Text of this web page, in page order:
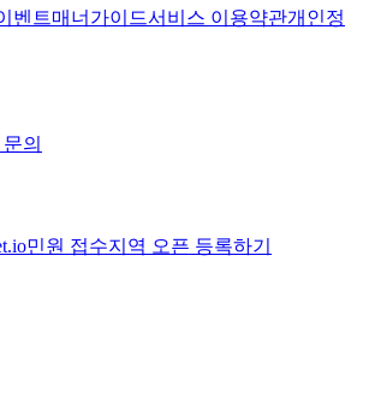
벤트매너가이드서비스 이용약관개인정
의
민원 접수지역 오픈 등록하기